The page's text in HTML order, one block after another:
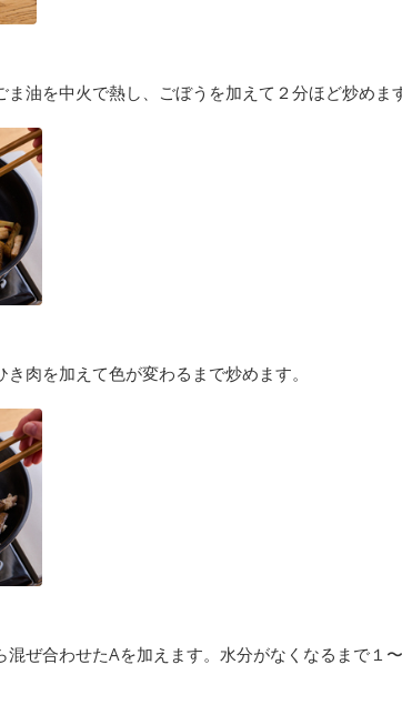
油を中火で熱し、ごぼうを加えて２分ほど炒めます
肉を加えて色が変わるまで炒めます。
ぜ合わせたAを加えます。水分がなくなるまで１